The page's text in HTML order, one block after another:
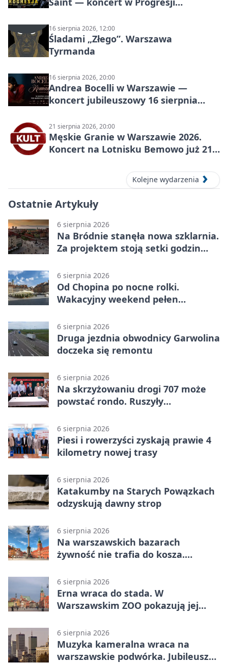
16 sierpnia 2026, 12:00
Śladami „Złego”. Warszawa
Tyrmanda
16 sierpnia 2026, 20:00
Andrea Bocelli w Warszawie —
koncert jubileuszowy 16 sierpnia
21 sierpnia 2026, 20:00
Męskie Granie w Warszawie 2026.
Koncert na Lotnisku Bemowo już 21
Kolejne wydarzenia
Ostatnie Artykuły
6 sierpnia 2026
Na Bródnie stanęła nowa szklarnia.
Za projektem stoją setki godzin
6 sierpnia 2026
Od Chopina po nocne rolki.
Wakacyjny weekend pełen
6 sierpnia 2026
Druga jezdnia obwodnicy Garwolina
doczeka się remontu
6 sierpnia 2026
Na skrzyżowaniu drogi 707 może
powstać rondo. Ruszyły
6 sierpnia 2026
Piesi i rowerzyści zyskają prawie 4
kilometry nowej trasy
6 sierpnia 2026
Katakumby na Starych Powązkach
odzyskują dawny strop
6 sierpnia 2026
Na warszawskich bazarach
żywność nie trafia do kosza.
6 sierpnia 2026
Erna wraca do stada. W
Warszawskim ZOO pokazują jej
6 sierpnia 2026
Muzyka kameralna wraca na
warszawskie podwórka. Jubileusz